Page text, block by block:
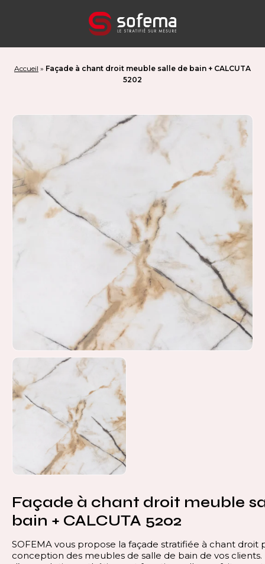
Accueil » Façade à chant droit meuble salle de bain + CALCUTA
5202
Façade à chant droit meuble
bain + CALCUTA 5202
SOFEMA vous propose la façade stratifiée à chant droit
conception des meubles de salle de bain de vos clients.